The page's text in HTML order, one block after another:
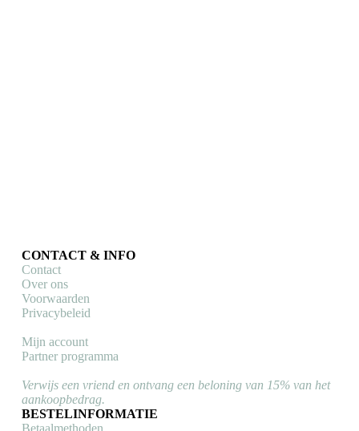
CONTACT & INFO
Contact
Over ons
Voorwaarden
Privacybeleid
Mijn account
Partner programma
Verwijs een vriend en ontvang een beloning van 15% van het
aankoopbedrag.
BESTELINFORMATIE
Betaalmethoden